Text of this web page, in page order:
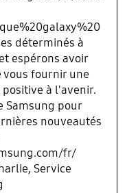
déterminés à
espérons avoir
fournir une
à l'avenir.
Samsung pour
nouveautés
fr/
Service